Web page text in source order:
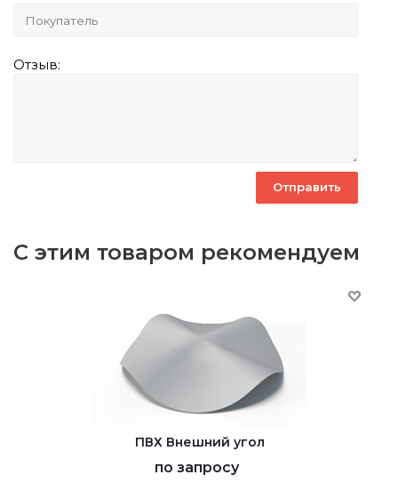
Отзыв:
С этим товаром рекомендуем
ПВХ Внешний угол
по запросу